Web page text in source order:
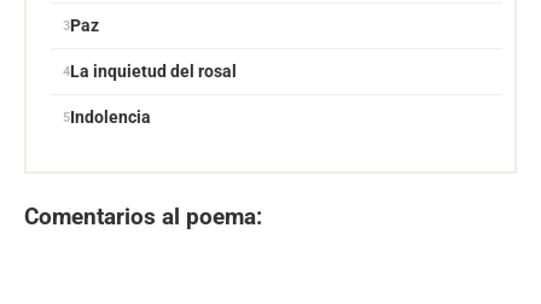
Paz
La inquietud del rosal
Indolencia
Comentarios al poema: